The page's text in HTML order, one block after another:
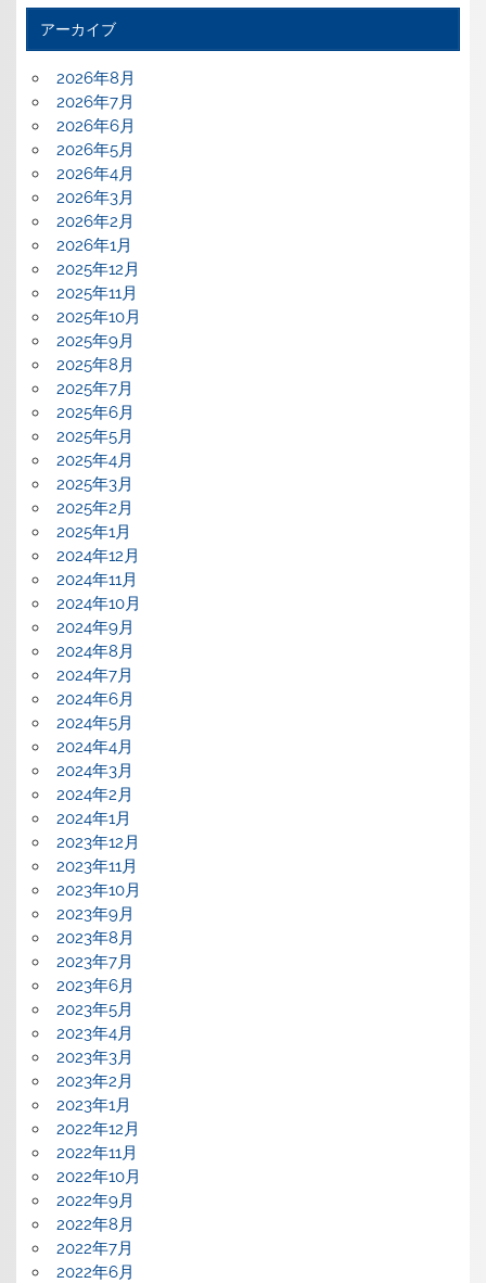
アーカイブ
2026年8月
2026年7月
2026年6月
2026年5月
2026年4月
2026年3月
2026年2月
2026年1月
2025年12月
2025年11月
2025年10月
2025年9月
2025年8月
2025年7月
2025年6月
2025年5月
2025年4月
2025年3月
2025年2月
2025年1月
2024年12月
2024年11月
2024年10月
2024年9月
2024年8月
2024年7月
2024年6月
2024年5月
2024年4月
2024年3月
2024年2月
2024年1月
2023年12月
2023年11月
2023年10月
2023年9月
2023年8月
2023年7月
2023年6月
2023年5月
2023年4月
2023年3月
2023年2月
2023年1月
2022年12月
2022年11月
2022年10月
2022年9月
2022年8月
2022年7月
2022年6月